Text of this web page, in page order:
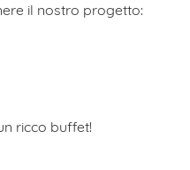
il nostro progetto:
ricco buffet!